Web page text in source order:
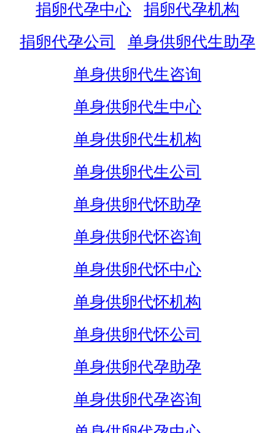
捐卵代孕中心
捐卵代孕机构
捐卵代孕公司
单身供卵代生助孕
单身供卵代生咨询
单身供卵代生中心
单身供卵代生机构
单身供卵代生公司
单身供卵代怀助孕
单身供卵代怀咨询
单身供卵代怀中心
单身供卵代怀机构
单身供卵代怀公司
单身供卵代孕助孕
单身供卵代孕咨询